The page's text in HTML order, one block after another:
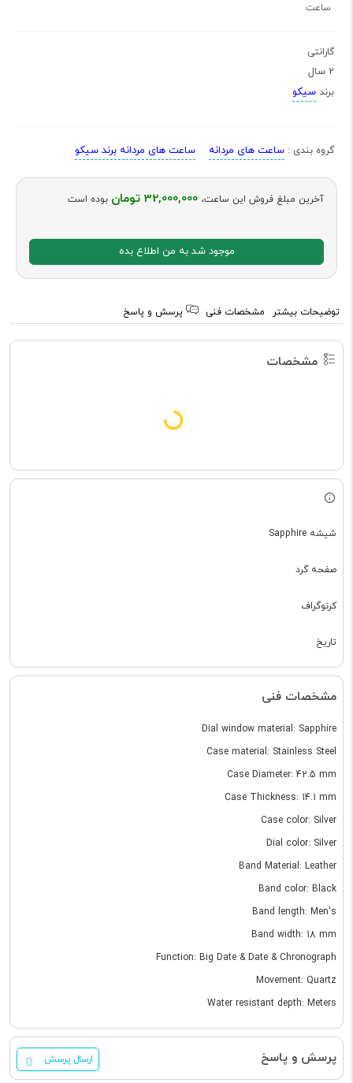
ساعت
گارانتی
2 سال
برند سیکو
گروه بندی : ساعت های مردانه ساعت های مردانه برند سیکو
آخرین مبلغ فروش این ساعت، 32,000,000 تومان بوده است
موجود شد به من اطلاع بده
توضیحات بیشتر مشخصات فنی پرسش و پاسخ
مشخصات
شیشه Sapphire
صفحه گرد
کرنوگراف
تاریخ
مشخصات فنی
Dial window material: Sapphire
Case material: Stainless Steel
Case Diameter: 42.5 mm
Case Thickness: 14.1 mm
Case color: Silver
Dial color: Silver
Band Material: Leather
Band color: Black
Band length: Men's
Band width: 18 mm
Function: Big Date & Date & Chronograph
Movement: Quartz
Water resistant depth: Meters
پرسش و پاسخ ارسال پرسش